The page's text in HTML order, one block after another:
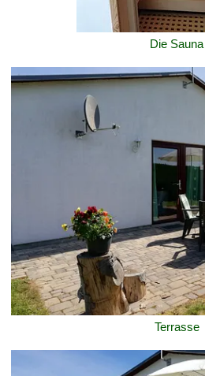
Die Sauna
Terrasse